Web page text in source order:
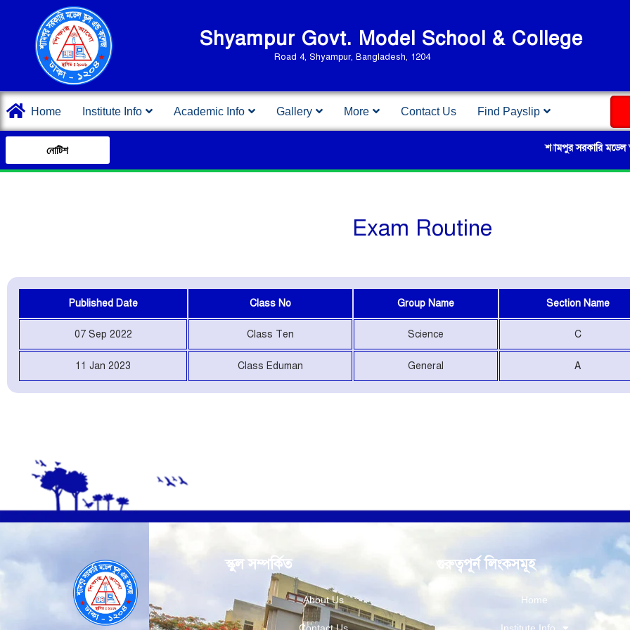
Shyampur Govt. Model School & College
Road 4, Shyampur, Bangladesh, 1204
Home Institute Info Academic Info Gallery More Contact Us Find Payslip
নোটিশ শ্যামপুর সরকারি মডেল স্কুল
Exam Routine
Published Date Class No Group Name Section Name
07 Sep 2022 Class Ten Science C
11 Jan 2023 Class Eduman General A
স্কুল সম্পর্কিত
About Us
গুরুত্বপূর্ন লিংকসমূহ
Home